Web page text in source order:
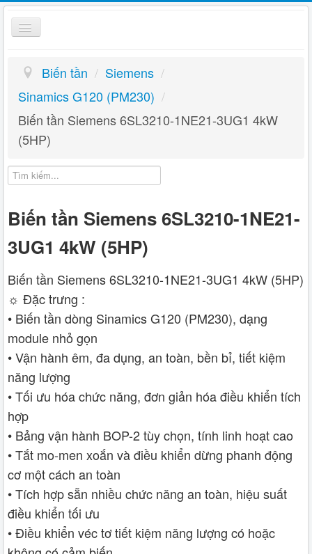
Toggle
Navigation
Biến Tần
Kỹ thuật
Giỏ hàng
Hướng dẫn
Liên hệ
Biến tần / Siemens /
Sinamics G120 (PM230) /
Biến tần Siemens 6SL3210-1NE21-3UG1 4kW
(5HP)
Biến tần Siemens 6SL3210-1NE21-
3UG1 4kW (5HP)
Biến tần Siemens 6SL3210-1NE21-3UG1 4kW (5HP)
☼ Đặc trưng :
• Biến tần dòng Sinamics G120 (PM230), dạng
module nhỏ gọn
• Vận hành êm, đa dụng, an toàn, bền bỉ, tiết kiệm
năng lượng
• Tối ưu hóa chức năng, đơn giản hóa điều khiển tích
hợp
• Bảng vận hành BOP-2 tùy chọn, tính linh hoạt cao
• Tắt mo-men xoắn và điều khiển dừng phanh động
cơ một cách an toàn
• Tích hợp sẵn nhiều chức năng an toàn, hiệu suất
điều khiển tối ưu
• Điều khiển véc tơ tiết kiệm năng lượng có hoặc